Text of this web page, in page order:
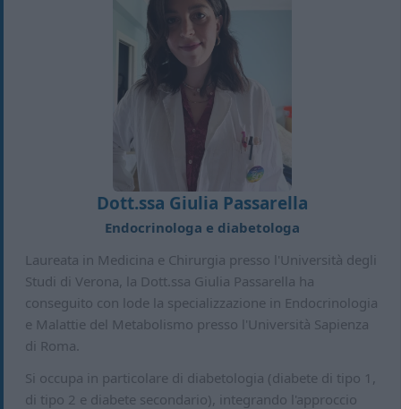
Dott.ssa Giulia Passarella
Endocrinologa e diabetologa
Laureata in Medicina e Chirurgia presso l'Università degli
Studi di Verona, la Dott.ssa Giulia Passarella ha
conseguito con lode la specializzazione in Endocrinologia
e Malattie del Metabolismo presso l'Università Sapienza
di Roma.
Si occupa in particolare di diabetologia (diabete di tipo 1,
di tipo 2 e diabete secondario), integrando l'approccio